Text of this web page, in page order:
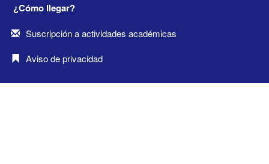
¿Cómo llegar?
Suscripción a actividades académicas
Aviso de privacidad